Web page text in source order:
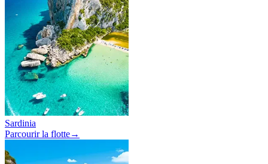
Sardinia
Parcourir la flotte→